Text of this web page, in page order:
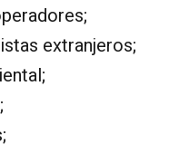
extranjeros;